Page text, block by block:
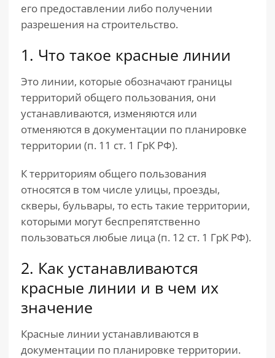
его предоставлении либо получении
разрешения на строительство.
1. Что такое красные линии
Это линии, которые обозначают границы
территорий общего пользования, они
устанавливаются, изменяются или
отменяются в документации по планировке
территории (п. 11 ст. 1 ГрК РФ).
К территориям общего пользования
относятся в том числе улицы, проезды,
скверы, бульвары, то есть такие территории,
которыми могут беспрепятственно
пользоваться любые лица (п. 12 ст. 1 ГрК РФ).
2. Как устанавливаются
красные линии и в чем их
значение
Красные линии устанавливаются в
документации по планировке территории.